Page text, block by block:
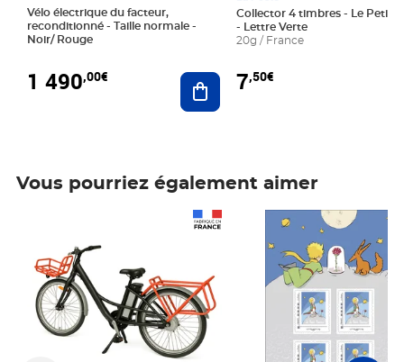
Vélo électrique du facteur,
reconditionné - Taille normale -
Noir/ Rouge
1 490,00€ Ajouter au panier
Collector 4 timbres - Le Petit
- Lettre Verte
20g / France
7,50€
Vous pourriez également aimer
Prix 7,50€